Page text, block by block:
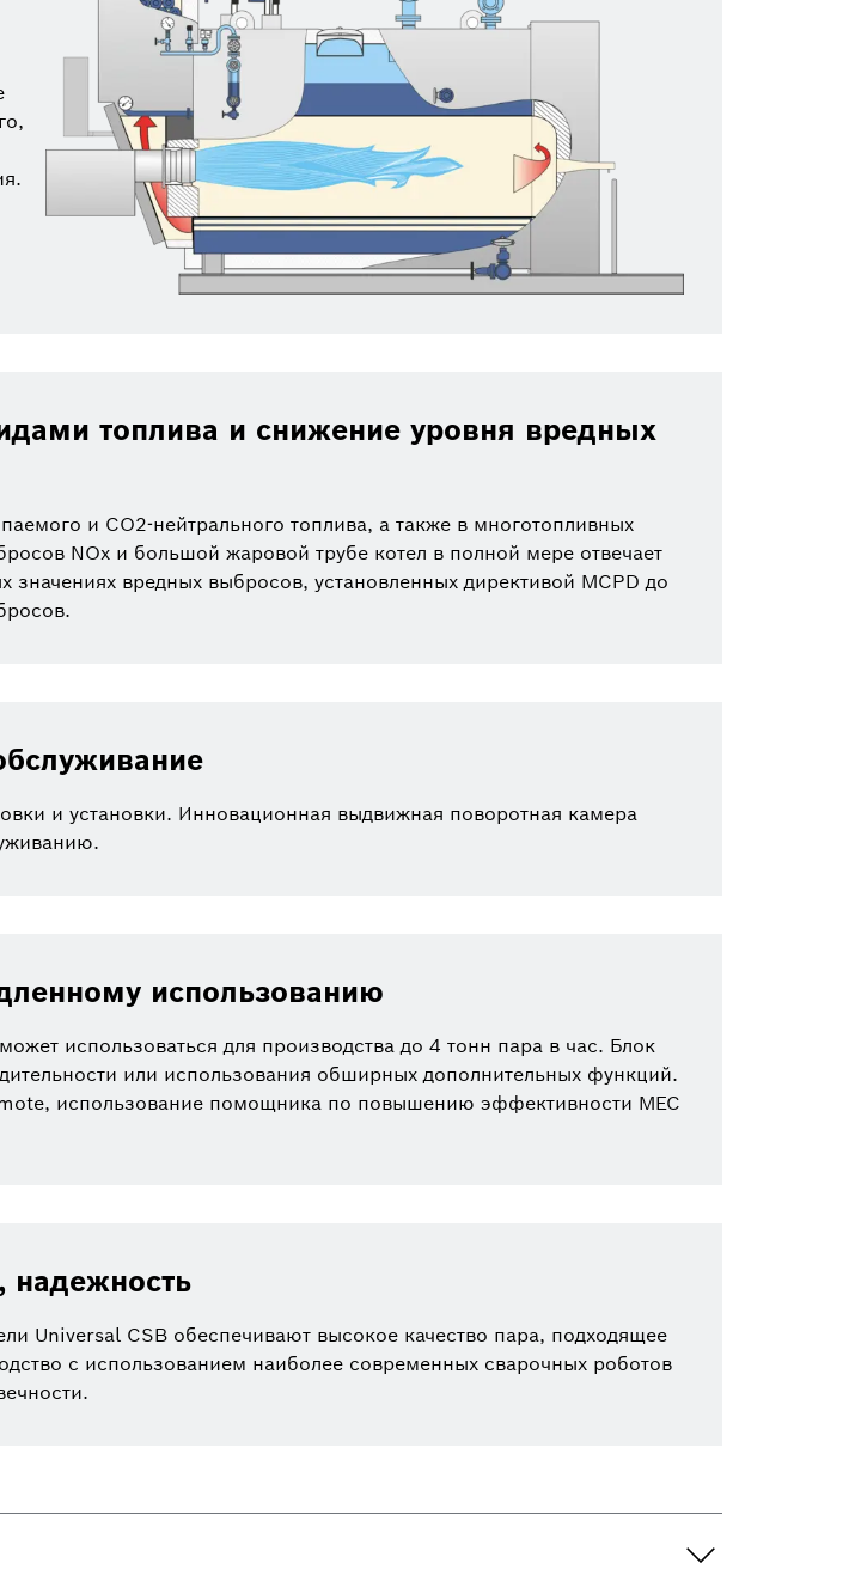
топлива и снижение уровня вредных
и CO2-нейтрального топлива, а также в многотопливных
NOx и большой жаровой трубе котел в полной мере отвечает
вредных выбросов, установленных директивой MCPD до
и установки. Инновационная выдвижная поворотная камера
использованию
использоваться для производства до 4 тонн пара в час. Блок
или использования обширных дополнительных функций.
использование помощника по повышению эффективности MEC
надежность
Universal CSB обеспечивают высокое качество пара, подходящее
с использованием наиболее современных сварочных роботов